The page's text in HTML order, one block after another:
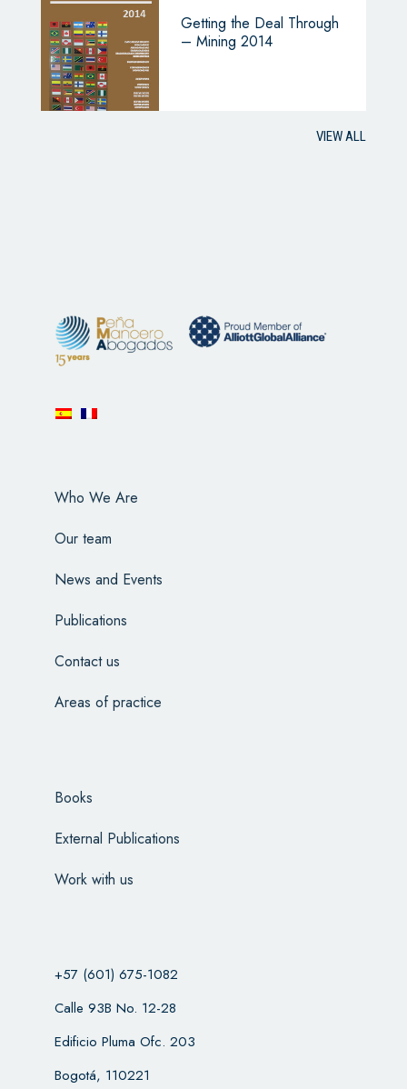
Getting the Deal Through
– Mining 2014
VIEW ALL
Who We Are
Our team
News and Events
Publications
Contact us
Areas of practice
Books
External Publications
Work with us
+57 (601) 675-1082
Calle 93B No. 12-28
Edificio Pluma Ofc. 203
Bogotá, 110221